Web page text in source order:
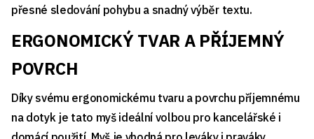
přesné sledování pohybu a snadný výběr textu.
ERGONOMICKÝ TVAR A PŘÍJEMNÝ
POVRCH
Díky svému ergonomickému tvaru a povrchu příjemnému
na dotyk je tato myš ideální volbou pro kancelářské i